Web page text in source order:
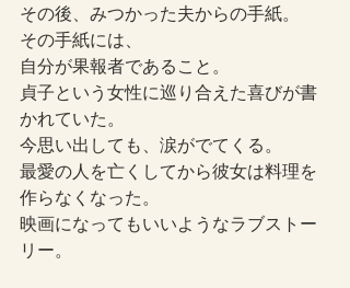
その後、みつかった夫からの手紙。
その手紙には、
自分が果報者であること。
貞子という女性に巡り合えた喜びが書
かれていた。
今思い出しても、涙がでてくる。
最愛の人を亡くしてから彼女は料理を
作らなくなった。
映画になってもいいようなラブストー
リー。